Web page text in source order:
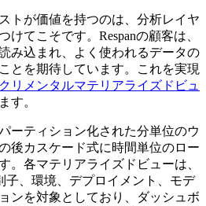
トが価値を持つのは、分析レイヤ
けてこそです。Respanの顧客は、
み込まれ、よく使われるデータの
とを期待しています。これを実現
リメンタルマテリアライズドビュ
す。
ーティション化された分単位のウ
後カスケード式に時間単位のロー
。各マテリアライズドビューは、
子、環境、デプロイメント、モデ
ンを対象としており、ダッシュボ